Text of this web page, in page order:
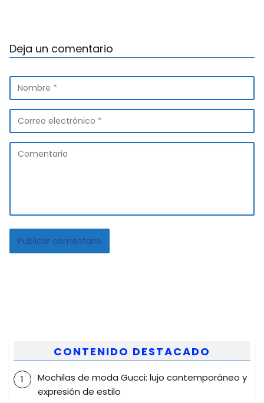
Deja un comentario
CONTENIDO DESTACADO
Mochilas de moda Gucci: lujo contemporáneo y
expresión de estilo